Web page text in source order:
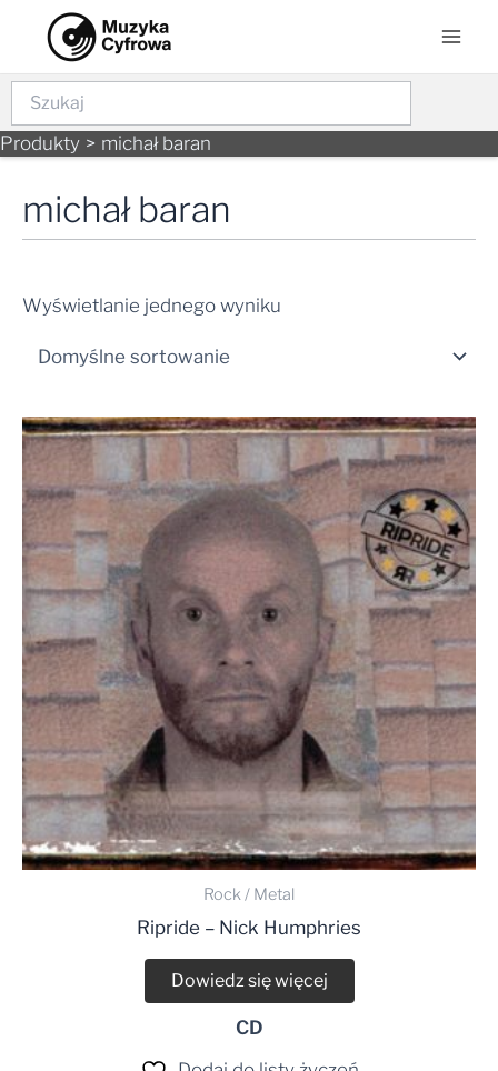
content
Szukaj
Produkty michał baran
michał baran
Wyświetlanie jednego wyniku
Rock / Metal
Ripride – Nick Humphries
Dowiedz się więcej
CD